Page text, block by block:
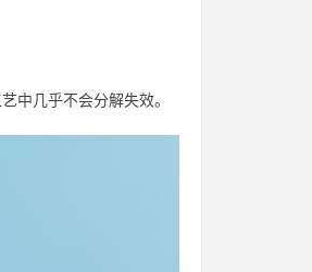
中几乎不会分解失效。